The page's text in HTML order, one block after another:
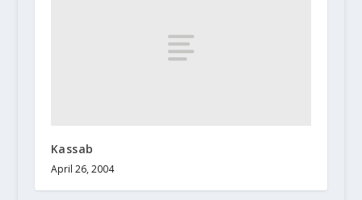
Kassab
April 26, 2004